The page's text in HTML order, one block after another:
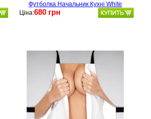
Футболка Начальник Кухні White
Ціна:680 грн